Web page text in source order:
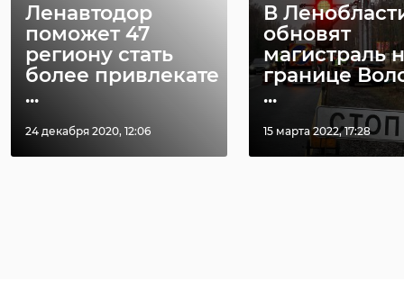
Ленавтодор
поможет 47
региону стать
более привлекате
...
24 декабря 2020, 12:06
В
обновят
магистраль
границе
...
15 марта 2022, 17:28